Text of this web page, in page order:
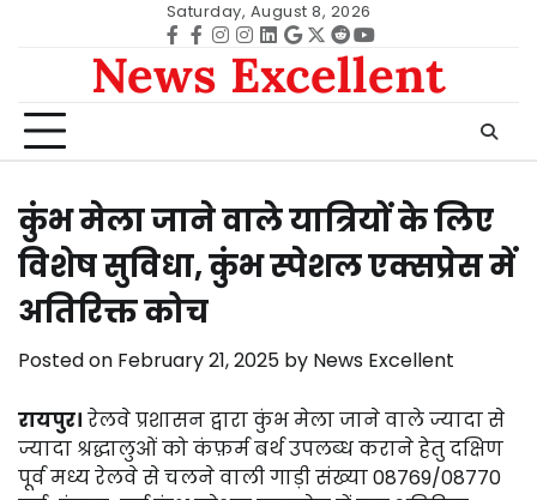
Saturday, August 8, 2026
Facebook
facebook
Instagram
instagram
Linkedin
google
Twitter
redditYoutube
News Excellent
कुंभ मेला जाने वाले यात्रियों के लिए
विशेष सुविधा, कुंभ स्पेशल एक्सप्रेस में
अतिरिक्त कोच
Posted on February 21, 2025 by News Excellent
रायपुर। रेलवे प्रशासन द्वारा कुंभ मेला जाने वाले ज्यादा से
ज्यादा श्रद्धालुओं को कंफ़र्म बर्थ उपलब्ध कराने हेतु दक्षिण
पूर्व मध्य रेलवे से चलने वाली गाड़ी संख्या 08769/08770